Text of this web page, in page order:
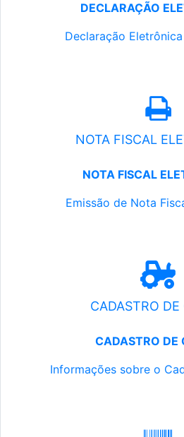
DECLARAÇÃO
Declaração
NOTA FISCAL
NOTA FISCAL
Emissão de Nota
CADASTRO DE
CADASTRO DE
Informações sobre o